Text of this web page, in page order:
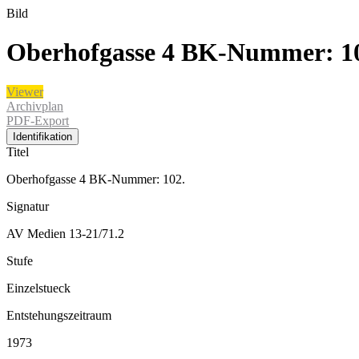
Bild
Oberhofgasse 4 BK-Nummer:
Viewer
Archivplan
PDF-Export
Identifikation
Titel
Oberhofgasse 4 BK-Nummer: 102.
Signatur
AV Medien 13-21/71.2
Stufe
Einzelstueck
Entstehungszeitraum
1973